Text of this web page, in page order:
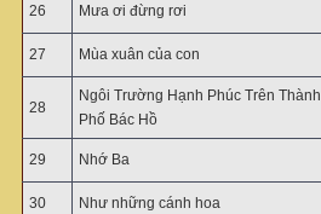
26 Mưa ơi đừng rơi
27 Mùa xuân của con
28
Ngôi Trường Hạnh Phúc Trên Thành
Phố Bác Hồ
29 Nhớ Ba
30 Như những cánh hoa